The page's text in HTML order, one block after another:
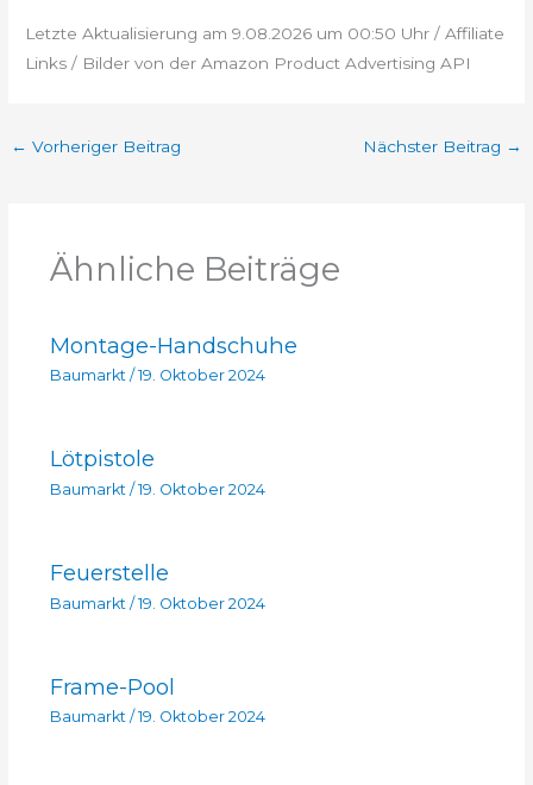
Letzte Aktualisierung am 9.08.2026 um 00:50 Uhr / Affiliate
Links / Bilder von der Amazon Product Advertising API
← Vorheriger Beitrag Nächster Beitrag →
Ähnliche Beiträge
Montage-Handschuhe
Baumarkt / 19. Oktober 2024
Lötpistole
Baumarkt / 19. Oktober 2024
Feuerstelle
Baumarkt /19. Oktober 2024
Frame-Pool
Baumarkt/ 19. Oktober 2024